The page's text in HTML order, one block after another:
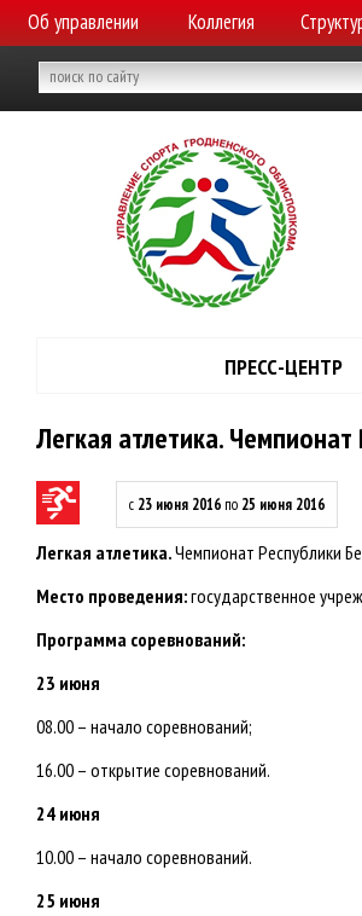
Об управлении Коллегия
ПРЕСС-ЦЕНТР
Легкая атлетика. Чемпионат
с 23 июня 2016 по 25 июня 2016
Легкая атлетика.Чемпионат Республики
Место проведения:государственное
Программа соревнований:
23 июня
08.00 – начало соревнований;
16.00 – открытие соревнований.
24 июня
10.00 – начало соревнований.
25 июня